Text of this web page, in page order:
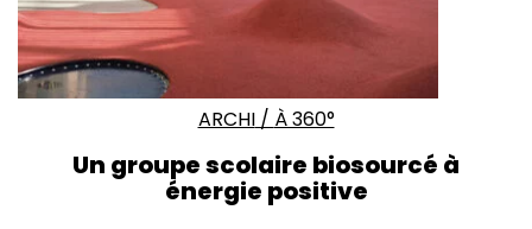
ARCHI/ À 360°
Un groupe scolaire biosourcé à
énergie positive